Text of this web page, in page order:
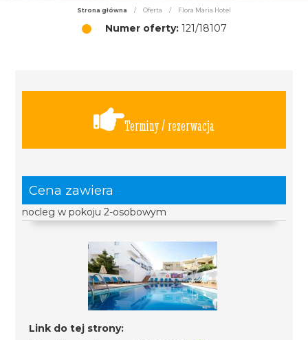
Strona główna / Oferta / Flora Maria Hotel
Numer oferty:121/18107
Terminy / rezerwacja
Cena zawiera
nocleg w pokoju 2-osobowym
Link do tej strony: